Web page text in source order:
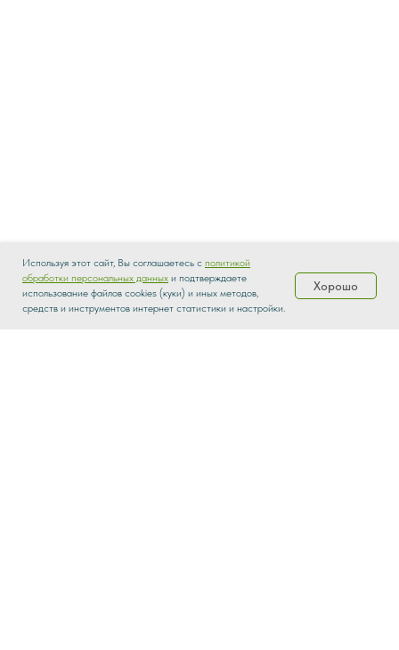
Каталог Распродажа Доставка
Используя этот сайт, Вы соглашаетесь с политикой
обработки персональных данных и подтверждаете
использование файлов cookies (куки) и иных методов,
средств и инструментов интернет статистики и настройки.
Хорошо